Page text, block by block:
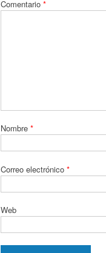
Comentario *
Nombre *
Correo electrónico *
Web